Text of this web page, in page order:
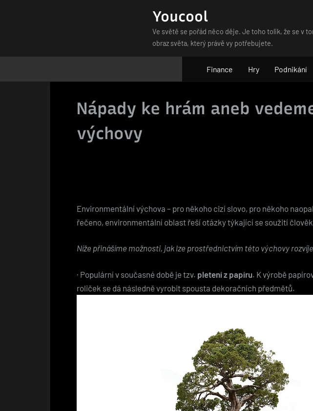
Youcool
Ve světě se pořád něco děje. Je toho tolik, že se v
obraz světa, který právě vy potřebujete.
Finance Hry Podnikání
Nápady ke hrám aneb
výchovy
Environmentální výchova – pro někoho cizí slovo, pro někoho
řečeno, environmentální oblast řeší otázky týkající se soužití
Níže přinášíme možnosti, jak lze prostřednictvím této výchovy
· Populární v současné době je tzv. pletení z papíru. K výrobě
roliček se dá následně vyrobit spousta dekoračních předmětů.